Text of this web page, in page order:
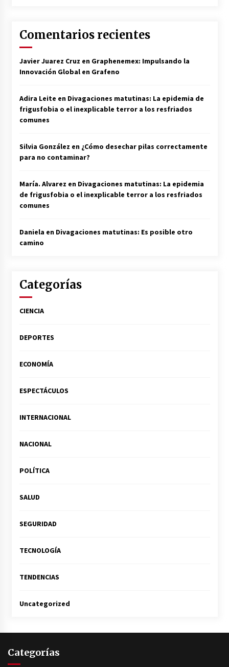
Comentarios recientes
Javier Juarez Cruz en Graphenemex: Impulsando la
Innovación Global en Grafeno
Adira Leite en Divagaciones matutinas: La epidemia de
frigusfobia o el inexplicable terror a los resfriados
comunes
Silvia González en ¿Cómo desechar pilas correctamente
para no contaminar?
María. Alvarez en Divagaciones matutinas: La epidemia
de frigusfobia o el inexplicable terror a los resfriados
comunes
Daniela en Divagaciones matutinas: Es posible otro
camino
Categorías
CIENCIA
DEPORTES
ECONOMÍA
ESPECTÁCULOS
INTERNACIONAL
NACIONAL
POLÍTICA
SALUD
SEGURIDAD
TECNOLOGÍA
TENDENCIAS
Uncategorized
Categorías